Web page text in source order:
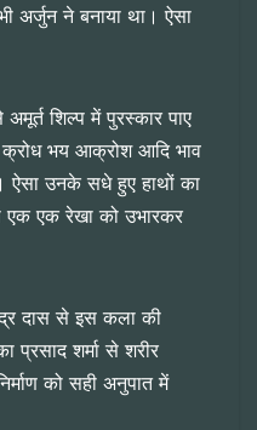
अर्जुन ने बनाया था। ऐसा
शिल्प में पुरस्कार पाए
क्रोध भय आक्रोश आदि भाव
ऐसा उनके सधे हुए हाथों का
एक रेखा को उभारकर
दास से इस कला की
प्रसाद शर्मा से शरीर
को सही अनुपात में